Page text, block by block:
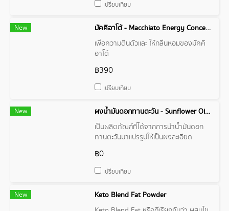
เปรียบเทียบ
New
มัคคิอาโต้ - Macchiato Energy Concentrate Focus Drink
เพิ่อความตื่นตัวและ ให้กลิ่นหอมของมัคคิ
อาโต้
฿390
เปรียบเทียบ
New
ผงน้ำมันดอกทานตะวัน - Sunflower Oil Powder
เป็นผลิตภัณฑ์ที่ได้จากการนำน้ำมันดอก
ทานตะวันมาแปรรูปให้เป็นผงละเอียด
฿0
เปรียบเทียบ
New
Keto Blend Fat Powder